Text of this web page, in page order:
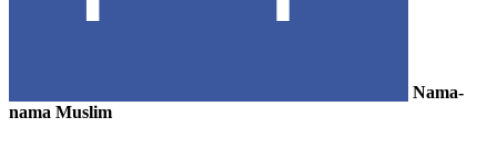
Nama-
nama Muslim